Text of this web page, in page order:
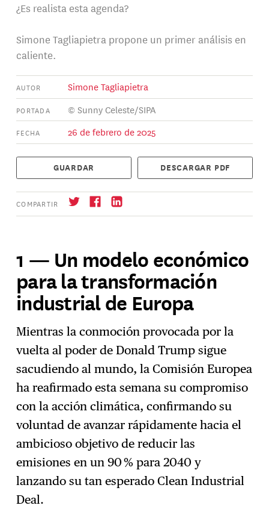
¿Es realista esta agenda?
Simone Tagliapietra propone un primer análisis en
caliente.
AUTOR Simone Tagliapietra
PORTADA © Sunny Celeste/SIPA
FECHA 26 de febrero de 2025
GUARDAR DESCARGAR PDF
COMPARTIR
→ Suscríbase
1 — Un modelo económico
para la transformación
industrial de Europa
Mientras la conmoción provocada por la
vuelta al poder de Donald Trump sigue
sacudiendo al mundo, la Comisión Europea
ha reafirmado esta semana su compromiso
con la acción climática, confirmando su
voluntad de avanzar rápidamente hacia el
ambicioso objetivo de reducir las
emisiones en un 90 % para 2040 y
lanzando su tan esperado Clean Industrial
Deal.